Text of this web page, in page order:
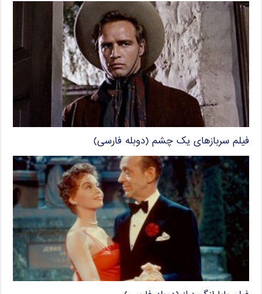
فیلم سربازهای یک چشم (دوبله فارسی)